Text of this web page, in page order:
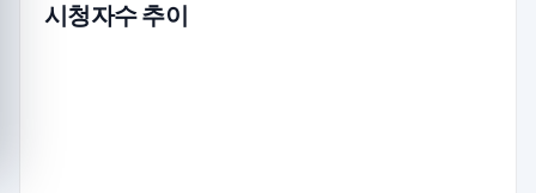
시청자수 추이